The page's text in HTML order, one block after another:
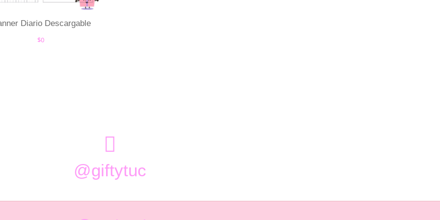
Diario Descargable
$0

@giftytuc